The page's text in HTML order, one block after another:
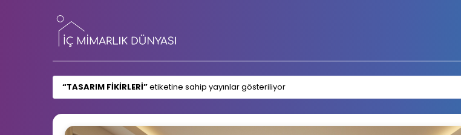
TASARIM FIKIRLERI etiketine sahip yayınlar gösteriliyor